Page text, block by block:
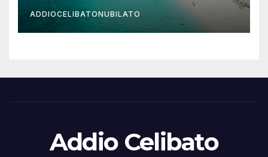
ADDIOCELIBATONUBILATO
Addio Celibato